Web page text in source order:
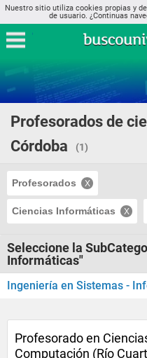
Nuestro sitio utiliza cookies propias y
de usuario. ¿Continuas
Profesorados de
Córdoba
(1)
Profesorados
Ciencias Informáticas
Seleccione la
Informáticas"
Ingeniería en Sistemas -
Profesorado en
Computación (Río